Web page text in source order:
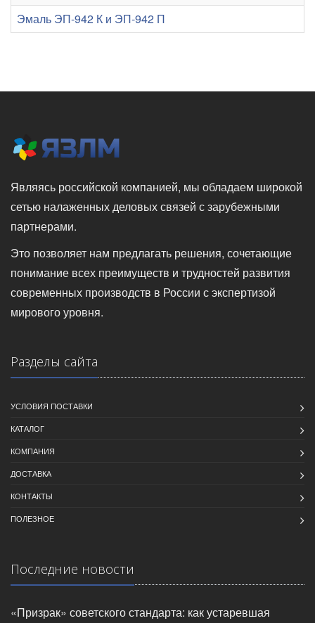
Эмаль ЭП-942 К и ЭП-942 П
Являясь российской компанией, мы обладаем широкой
сетью налаженных деловых связей с зарубежными
партнерами.
Это позволяет нам предлагать решения, сочетающие
понимание всех преимуществ и трудностей развития
современных производств в России с экспертизой
мирового уровня.
Разделы сайта
УСЛОВИЯ ПОСТАВКИ
КАТАЛОГ
КОМПАНИЯ
ДОСТАВКА
КОНТАКТЫ
ПОЛЕЗНОЕ
Последние новости
«Призрак» советского стандарта: как устаревшая